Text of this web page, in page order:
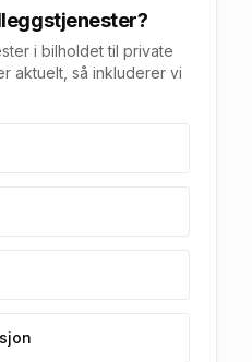
i bilholdet til private
aktuelt, så inkluderer vi